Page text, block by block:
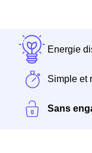
Energie
Simple et
Sans